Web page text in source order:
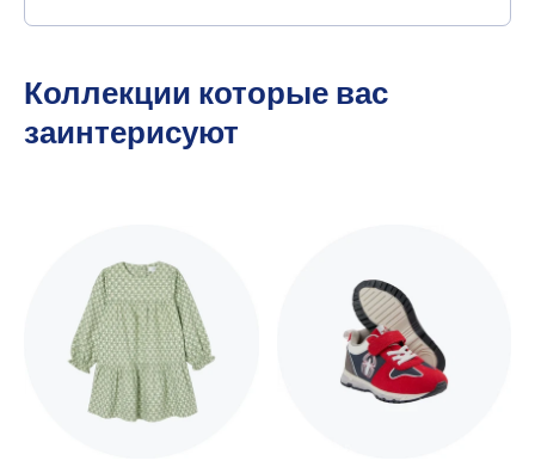
Коллекции которые вас
заинтерисуют